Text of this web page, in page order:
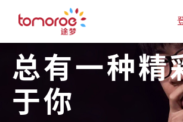
总有一种精
于你